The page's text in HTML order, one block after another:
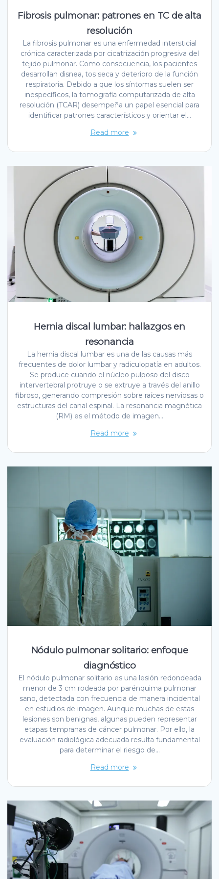
Fibrosis pulmonar: patrones en TC de alta
resolución
La fibrosis pulmonar es una enfermedad intersticial
crónica caracterizada por cicatrización progresiva del
tejido pulmonar. Como consecuencia, los pacientes
desarrollan disnea, tos seca y deterioro de la función
respiratoria. Debido a que los síntomas suelen ser
inespecíficos, la tomografía computarizada de alta
resolución (TCAR) desempeña un papel esencial para
identificar patrones característicos y orientar el…
Read more
Hernia discal lumbar: hallazgos en
resonancia
La hernia discal lumbar es una de las causas más
frecuentes de dolor lumbar y radiculopatía en adultos.
Se produce cuando el núcleo pulposo del disco
intervertebral protruye o se extruye a través del anillo
fibroso, generando compresión sobre raíces nerviosas o
estructuras del canal espinal. La resonancia magnética
(RM) es el método de imagen…
Read more
Nódulo pulmonar solitario: enfoque
diagnóstico
El nódulo pulmonar solitario es una lesión redondeada
menor de 3 cm rodeada por parénquima pulmonar
sano, detectada con frecuencia de manera incidental
en estudios de imagen. Aunque muchas de estas
lesiones son benignas, algunas pueden representar
etapas tempranas de cáncer pulmonar. Por ello, la
evaluación radiológica adecuada resulta fundamental
para determinar el riesgo de…
Read more